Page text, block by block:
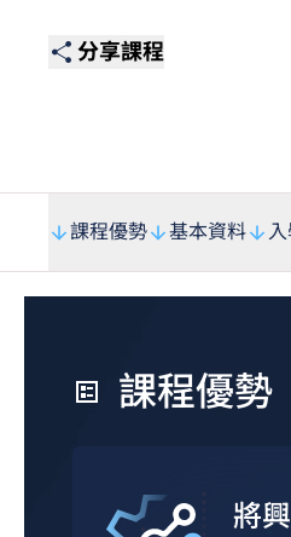
分享課程
課程優勢 基本資料
課程優勢
將